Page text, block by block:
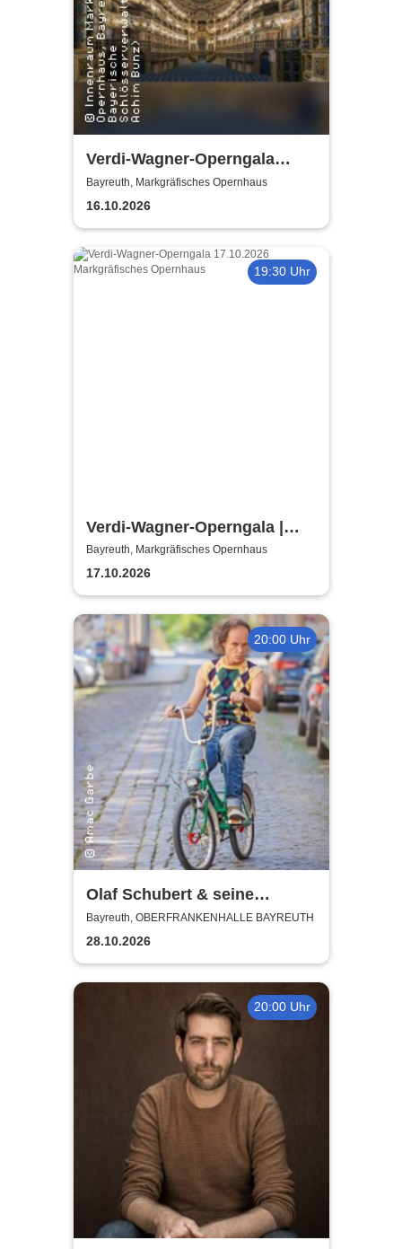
Verdi-Wagner-Operngala
(Zusatzkonzert) - präsentiert
von Opera Classica Europa
Bayreuth, Markgräfisches Opernhaus
16.10.2026
19:30 Uhr
Verdi-Wagner-Operngala |
Thüringen Philharmonie
Gotha-Eisenach
Bayreuth, Markgräfisches Opernhaus
17.10.2026
20:00 Uhr
Olaf Schubert & seine
Freunde - Jetzt oder now!
Bayreuth, OBERFRANKENHALLE BAYREUTH
28.10.2026
20:00 Uhr